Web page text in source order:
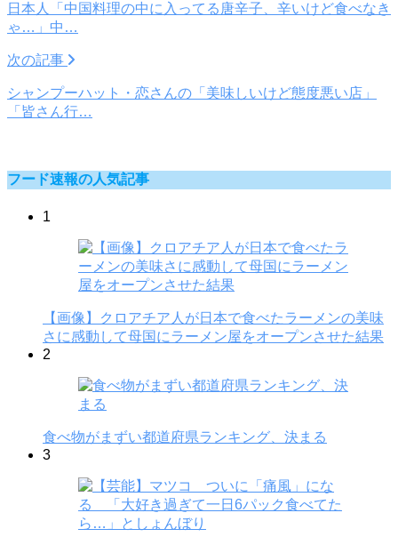
日本人「中国料理の中に入ってる唐辛子、辛いけど食べなき
ゃ…」中…
次の記事
シャンプーハット・恋さんの「美味しいけど態度悪い店」
「皆さん行…
フード速報の人気記事
1
【画像】クロアチア人が日本で食べたラーメンの美味
さに感動して母国にラーメン屋をオープンさせた結果
2
食べ物がまずい都道府県ランキング、決まる
3